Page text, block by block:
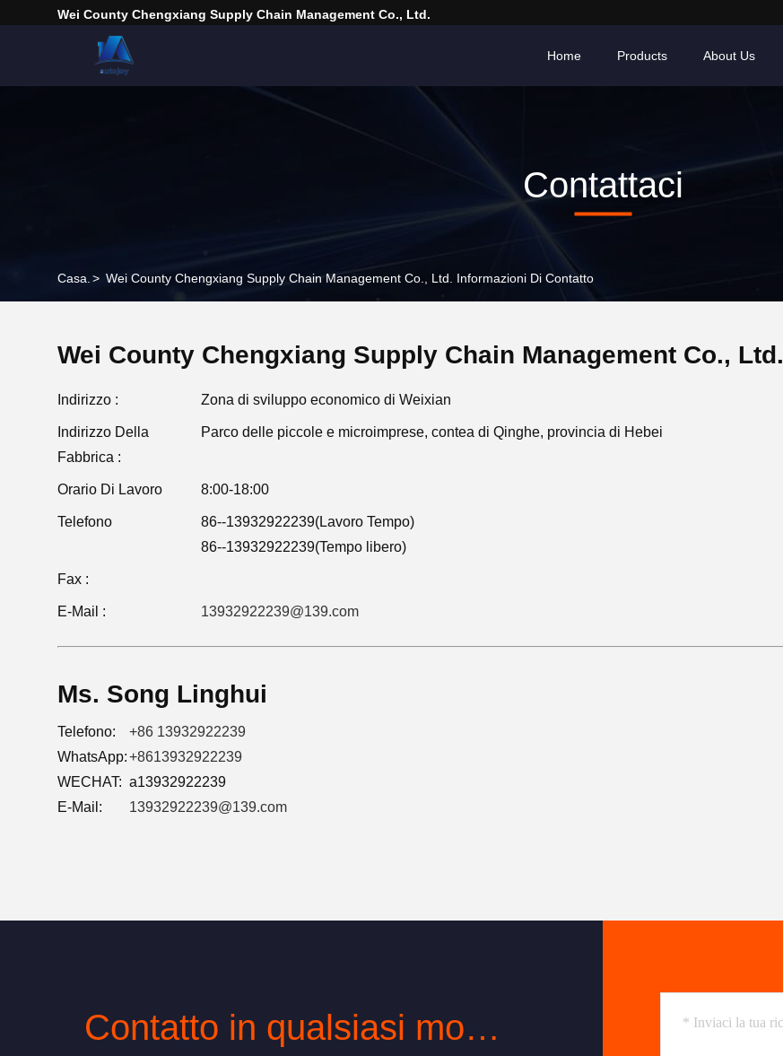
Wei County Chengxiang Supply Chain Management Co., Ltd.
Home Products About Us
Contattaci
Casa. > Wei County Chengxiang Supply Chain Management Co., Ltd. Informazioni Di Contatto
Wei County Chengxiang Supply Chain Management Co., Ltd.
Indirizzo : Zona di sviluppo economico di Weixian
Indirizzo Della
Fabbrica :
Parco delle piccole e microimprese, contea di Qinghe, provincia di Hebei
Orario Di Lavoro 8:00-18:00
Telefono
86--13932922239(Lavoro Tempo)
86--13932922239(Tempo libero)
Fax :
E-Mail : 13932922239@139.com
Ms. Song Linghui
Telefono:
+86 13932922239
WhatsApp:+8613932922239
WECHAT: a13932922239
E-Mail:
13932922239@139.com
Contatto in qualsiasi momento